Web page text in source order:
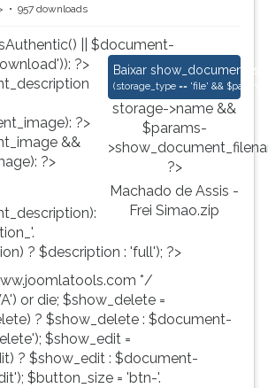
957 downloads
|| $document-
?>
Baixar Machado de Assis -
(storage_type == 'file' &&
storage->name &&
$params-
?>
Machado de Assis -
Frei Simao.zip
?>
&&
?>
? $description : 'full'); ?>
*/
or die; $show_delete =
? $show_delete : $document-
$show_edit =
? $show_edit : $document-
$button_size = 'btn-'.